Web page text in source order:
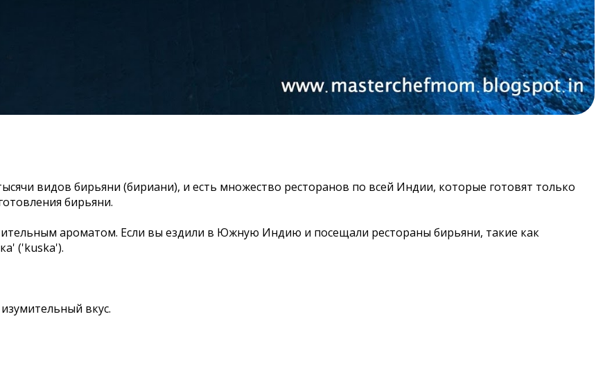
видов бирьяни (бириани), и есть множество ресторанов по всей Индии, которые готовят только
бирьяни.
ароматом. Если вы ездили в Южную Индию и посещали рестораны бирьяни, такие как
('kuska').
вкус.